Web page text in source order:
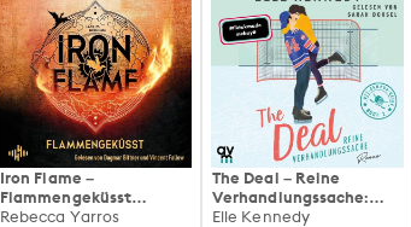
Iron Flame –
Flammengeküsst
(Flammengeküsst-Reihe
Rebecca Yarros
The Deal – Reine
Verhandlungssache:
Off-Campus 1 | Roman |
Elle Kennedy